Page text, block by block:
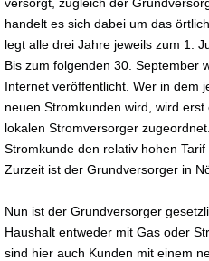
handelt es sich dabei um das
legt alle drei Jahre jeweils zum 1.
Bis zum folgenden 30. September
Internet veröffentlicht. Wer in dem
neuen Stromkunden wird, wird
lokalen Stromversorger
Stromkunde den relativ hohen
Zurzeit ist der Grundversorger in
Nun ist der Grundversorger
Haushalt entweder mit Gas oder
sind hier auch Kunden mit einem